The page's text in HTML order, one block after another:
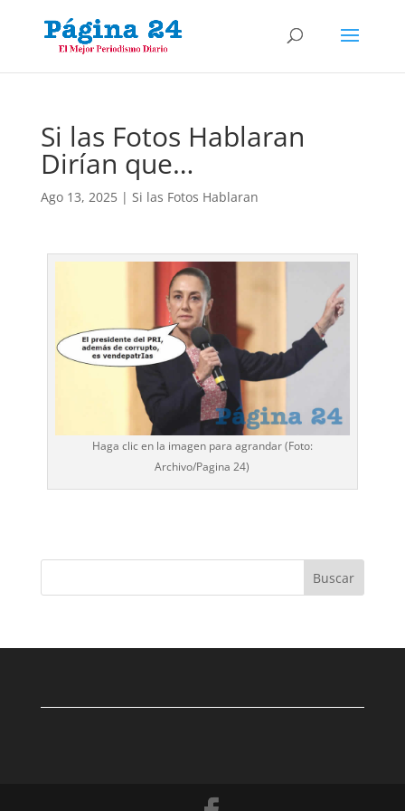
Si las Fotos Hablaran
Dirían que…
Ago 13, 2025| Si las Fotos Hablaran
Haga clic en la imagen para agrandar (Foto:
Archivo/Pagina 24)
Buscar